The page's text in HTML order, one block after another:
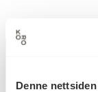
Denne